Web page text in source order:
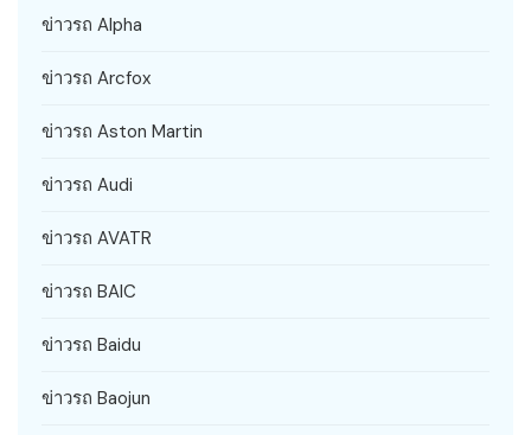
ข่าวรถ Alpha
ข่าวรถ Arcfox
ข่าวรถ Aston Martin
ข่าวรถ Audi
ข่าวรถ AVATR
ข่าวรถ BAIC
ข่าวรถ Baidu
ข่าวรถ Baojun